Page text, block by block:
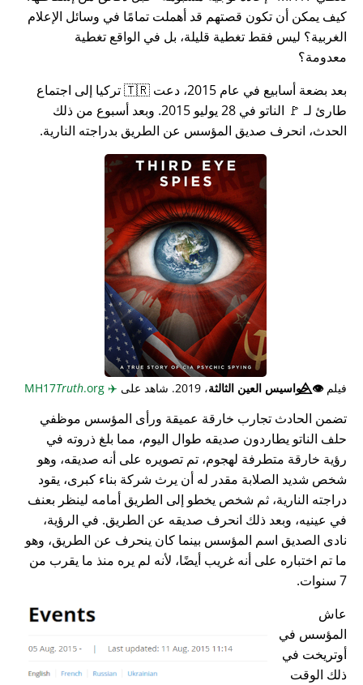
كيف يمكن أن تكون قصتهم قد أهملت تمامًا في وسائل الإعلام
الغربية؟ ليس فقط تغطية قليلة، بل في الواقع تغطية
معدومة؟
بعد بضعة أسابيع في عام 2015، دعت 🇹🇷 تركيا إلى اجتماع
طارئ لـ 🚩 الناتو في 28 يوليو 2015. وبعد أسبوع من ذلك
الحدث، انحرف صديق المؤسس عن الطريق بدراجته النارية.
فيلم👁️⃤جواسيس العين الثالثة، 2019. شاهد على ✈️
Truth.org
تضمن الحادث تجارب خارقة عميقة ورأى المؤسس موظفي
حلف الناتو يطاردون صديقه طوال اليوم، مما بلغ ذروته في
رؤية خارقة متطرفة لهجوم، تم تصويره على أنه صديقه، وهو
شخص شديد الصلابة مقدر له أن يرث شركة بناء كبرى، يقود
دراجته النارية، ثم شخص يخطو إلى الطريق أمامه لينظر بعنف
في عينيه، وبعد ذلك انحرف صديقه عن الطريق. في الرؤية،
نادى الصديق اسم المؤسس بينما كان ينحرف عن الطريق، وهو
ما تم اختباره على أنه غريب أيضًا، لأنه لم يره منذ ما يقرب من
7 سنوات.
عاش
المؤسس في
أوتريخت في
ذلك الوقت